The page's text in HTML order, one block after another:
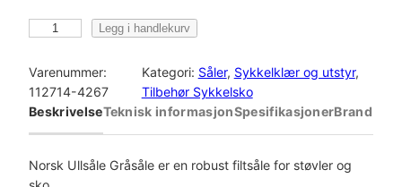
r
s
k
l
Legg i handlekurv
Varenummer:
112714-4267
Kategori: Såler, Sykkelklær og utstyr
Tilbehør Sykkelsko
BeskrivelseTeknisk informasjonSpesifikasjonerBrand
Norsk Ullsåle Gråsåle er en robust filtsåle for støvler og